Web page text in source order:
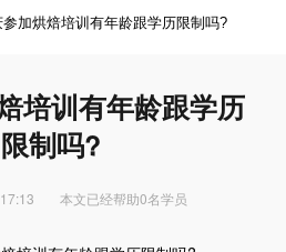
参加烘焙培训有年龄跟学历限制吗?
培训有年龄跟学历
限制吗?
本文已经帮助0名学员